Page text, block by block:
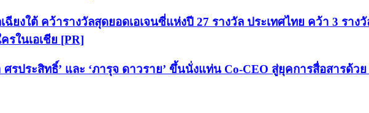
ยงใต้ คว้ารางวัลสุดยอดเอเจนซี่แห่งปี 27 รางวัล ประเทศไทย คว้า 3 รางวั
ในเอเชีย [PR]
รประสิทธิ์’ และ ‘ภารุจ ดาวราย’ ขึ้นนั่งแท่น Co-CEO สู่ยุคการสื่อสารด้วย